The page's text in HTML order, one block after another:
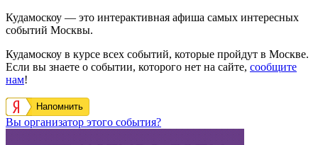
Кудамоскоу — это интерактивная афиша самых интересных
событий Москвы.
Кудамоскоу в курсе всех событий, которые пройдут в Москве.
Если вы знаете о событии, которого нет на сайте, сообщите
нам!
Напомнить
Вы организатор этого события?